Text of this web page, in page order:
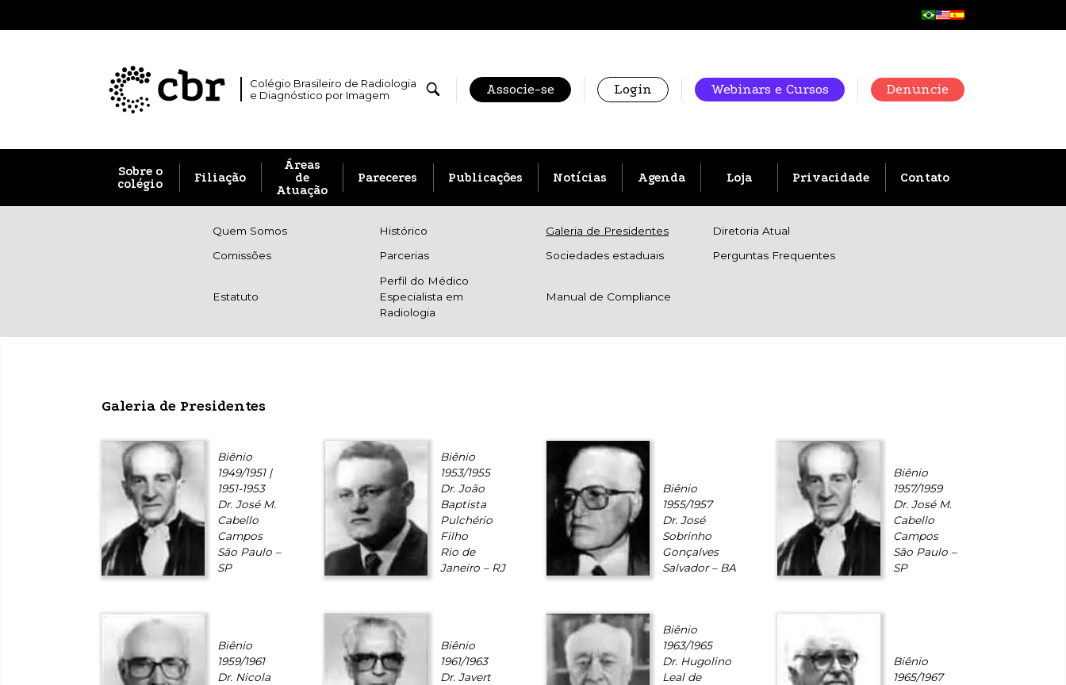
Colégio Brasileiro de Radiologia
e Diagnóstico por Imagem
Associe-se Login Webinars e Cursos Denuncie
Sobre o
colégio
Filiação
Áreas
de
Atuação
Pareceres Publicações Notícias Agenda Loja Privacidade Contato
Quem Somos Histórico Galeria de Presidentes
Diretoria Atual
Comissões
Parcerias Sociedades estaduais Perguntas Frequentes
Estatuto
Perfil do Médico
Especialista em
Radiologia
Manual de Compliance
Galeria de Presidentes
Biênio
1949/1951 |
1951-1953
Dr. José M.
Cabello
Campos
São Paulo –
SP
Biênio
1953/1955
Dr. João
Baptista
Pulchério
Filho
Rio de
Janeiro – RJ
Biênio
1955/1957
Dr. José
Sobrinho
Gonçalves
Salvador – BA
Biênio
1957/1959
Dr. José M.
Cabello
Campos
São Paulo –
SP
Biênio
1959/1961
Dr. Nicola
Biênio
1961/1963
Dr. Javert
Biênio
1963/1965
Dr. Hugolino
Leal de
Biênio
1965/1967